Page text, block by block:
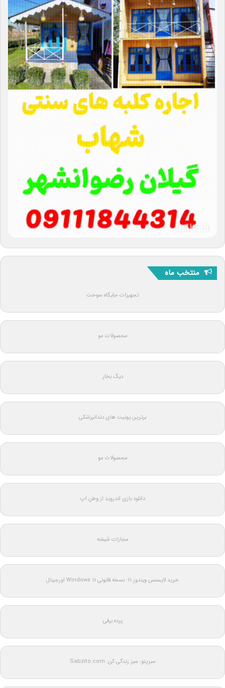
منتخب ماه
تجهیزات جایگاه سوخت
محصولات مو
دیگ بخار
برترین یونیت های دندانپزشکی
محصولات مو
دانلود بازی اندروید از وطن اپ
مجازات شیشه
خرید لایسنس ویندوز 11: نسخه قانونی Windows 11 اورجینال
پرده برقی
سبزیتو: سبز زندگی کن: Sabzito.com